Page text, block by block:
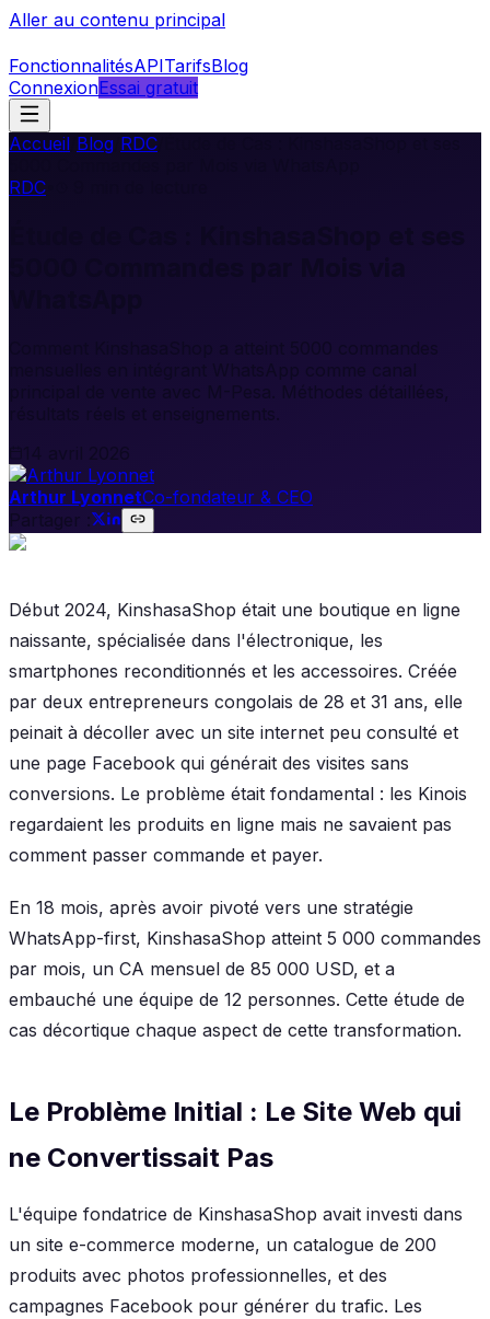
Aller au contenu principal
FonctionnalitésAPITarifsBlog
ConnexionEssai gratuit
Accueil Blog RDC
RDC
mensuelles en intégrant WhatsApp comme canal
principal de vente avec M-Pesa. Méthodes détaillées,
Arthur LyonnetCo-fondateur & CEO
Partager :
Début 2024, KinshasaShop était une boutique en ligne
naissante, spécialisée dans l'électronique, les
smartphones reconditionnés et les accessoires. Créée
par deux entrepreneurs congolais de 28 et 31 ans, elle
peinait à décoller avec un site internet peu consulté et
une page Facebook qui générait des visites sans
conversions. Le problème était fondamental : les Kinois
regardaient les produits en ligne mais ne savaient pas
comment passer commande et payer.
En 18 mois, après avoir pivoté vers une stratégie
WhatsApp-first, KinshasaShop atteint 5 000 commandes
par mois, un CA mensuel de 85 000 USD, et a
embauché une équipe de 12 personnes. Cette étude de
cas décortique chaque aspect de cette transformation.
Le Problème Initial : Le Site Web qui
ne Convertissait Pas
L'équipe fondatrice de KinshasaShop avait investi dans
un site e-commerce moderne, un catalogue de 200
produits avec photos professionnelles, et des
campagnes Facebook pour générer du trafic. Les